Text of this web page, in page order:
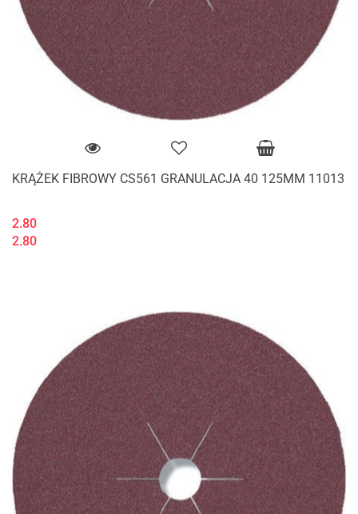
KRĄŻEK FIBROWY CS561 GRANULACJA 40 125MM 11013
2.80
2.80